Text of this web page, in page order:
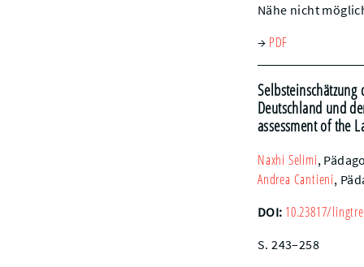
Nähe nicht
→ PDF
Deutschland und
assessment of the
Naxhi Selimi,
Andrea Cantieni,
DOI: 10.23817/
S. 243–258